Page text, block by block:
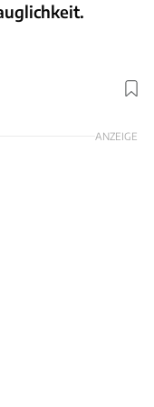
Foto: Hans-Dieter Seufert
ANZEIGE